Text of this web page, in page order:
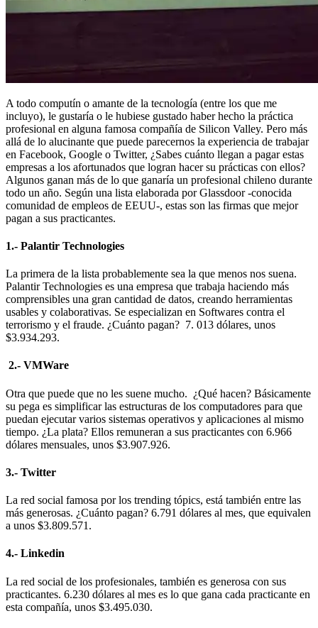
A todo computín o amante de la tecnología (entre los que me
incluyo), le gustaría o le hubiese gustado haber hecho la práctica
profesional en alguna famosa compañía de Silicon Valley. Pero más
allá de lo alucinante que puede parecernos la experiencia de trabajar
en Facebook, Google o Twitter, ¿Sabes cuánto llegan a pagar estas
empresas a los afortunados que logran hacer su prácticas con ellos?
Algunos ganan más de lo que ganaría un profesional chileno durante
todo un año. Según una lista elaborada por Glassdoor -conocida
comunidad de empleos de EEUU-, estas son las firmas que mejor
pagan a sus practicantes.
1.- Palantir Technologies
La primera de la lista probablemente sea la que menos nos suena.
Palantir Technologies es una empresa que trabaja haciendo más
comprensibles una gran cantidad de datos, creando herramientas
usables y colaborativas. Se especializan en Softwares contra el
terrorismo y el fraude. ¿Cuánto pagan? 7. 013 dólares, unos
$3.934.293.
2.- VMWare
Otra que puede que no les suene mucho. ¿Qué hacen? Básicamente
su pega es simplificar las estructuras de los computadores para que
puedan ejecutar varios sistemas operativos y aplicaciones al mismo
tiempo. ¿La plata? Ellos remuneran a sus practicantes con 6.966
dólares mensuales, unos $3.907.926.
3.- Twitter
La red social famosa por los trending tópics, está también entre las
más generosas. ¿Cuánto pagan? 6.791 dólares al mes, que equivalen
a unos $3.809.571.
4.- Linkedin
La red social de los profesionales, también es generosa con sus
practicantes. 6.230 dólares al mes es lo que gana cada practicante en
esta compañía, unos $3.495.030.